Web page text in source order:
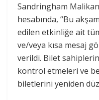
Sandringham
hesabında, “Bu
edilen etkinliğe ait
ve/veya kısa mesaj
verildi. Bilet
kontrol etmeleri ve
biletlerini yeniden